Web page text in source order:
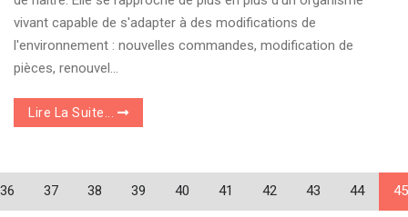
vivant capable de s'adapter à des modifications de
l'environnement : nouvelles commandes, modification de
pièces, renouvel...
Lire La Suite...
36 37 38 39 40 41 42 43 44 45